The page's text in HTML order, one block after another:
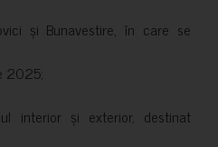
și Bunavestire, în care se
2025;
interior și exterior, destinat